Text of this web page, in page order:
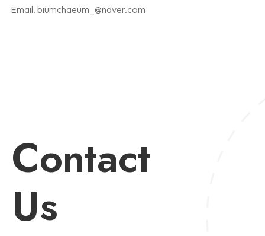
Email. biumchaeum_@naver.com
Contact
Us